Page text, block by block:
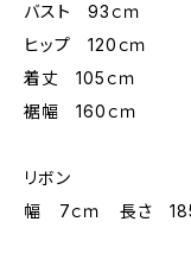
バスト 93ｃｍ
ヒップ 120ｃｍ
着丈 105ｃｍ
裾幅 160ｃｍ
リボン
幅 7ｃｍ 長さ 185